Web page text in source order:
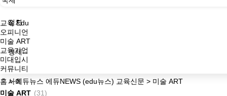
정치
경제
사회
교육 Edu
오피니언
미술 ART
교육기업
미대입시
커뮤니티
홈 > 에듀뉴스 에듀NEWS (edu뉴스) 교육신문 > 미술 ART
미술 ART (31)